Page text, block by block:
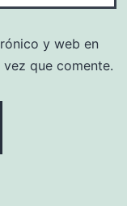
y web en
que comente.